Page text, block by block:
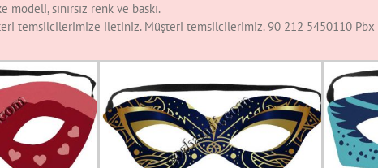
modeli, sınırsız renk ve baskı.
temsilcilerimize iletiniz. Müşteri temsilcilerimiz. 90 212 5450110 Pbx